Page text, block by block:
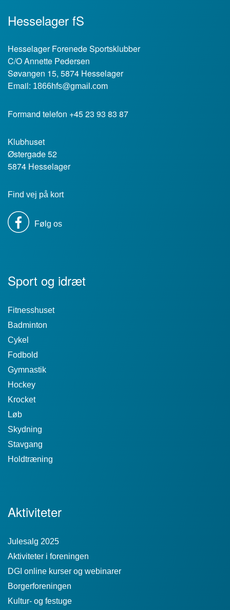
Hesselager fS
Hesselager Forenede Sportsklubber
C/O Annette Pedersen
Søvangen 15, 5874 Hesselager
Email: 1866hfs@gmail.com
Formand telefon +45 23 93 83 87
Klubhuset
Østergade 52
5874 Hesselager
Find vej på kort
Følg os
Sport og idræt
Fitnesshuset
Badminton
Cykel
Fodbold
Gymnastik
Hockey
Krocket
Løb
Skydning
Stavgang
Holdtræning
Aktiviteter
Julesalg 2025
Aktiviteter i foreningen
DGI online kurser og webinarer
Borgerforeningen
Kultur- og festuge